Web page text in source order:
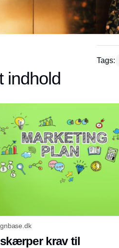
Tags:
indhold
krav til